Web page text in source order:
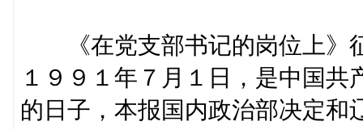
《在党支部书记的岗位上》
１９９１年７月１日，是中国
的日子，本报国内政治部决定和